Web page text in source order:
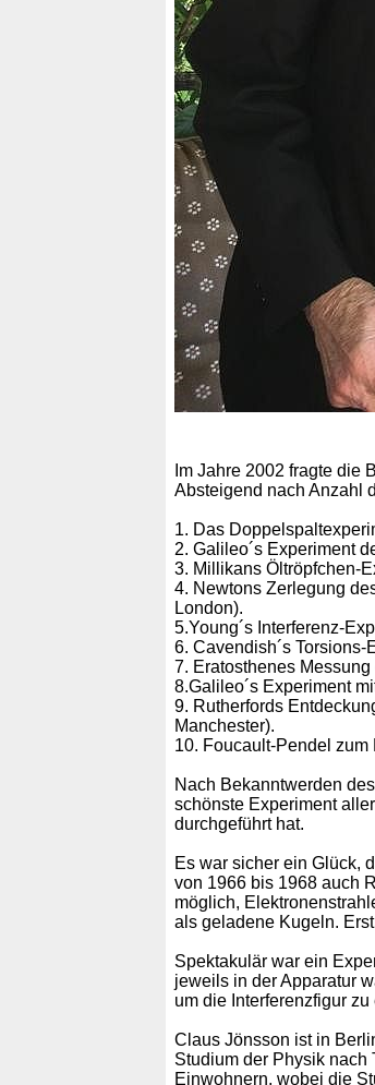
Im Jahre 2002 fragte die
Absteigend nach Anzahl
1. Das
2. Galileo´s Experiment
3. Millikans Öltröpfchen-
4. Newtons Zerlegung
London).
5.Young´s Interferenz-
6. Cavendish´s
7. Eratosthenes
8.Galileo´s Experiment
9. Rutherfords
Manchester).
10. Foucault-Pendel
Nach Bekanntwerden
schönste Experiment
durchgeführt hat.
Es war sicher ein Glück,
von 1966 bis 1968 auch
möglich,
als geladene Kugeln.
Spektakulär war ein
jeweils in der Apparatur
um die Interferenzfigur zu
Claus Jönsson ist in
Studium der Physik nach
Einwohnern, wobei die